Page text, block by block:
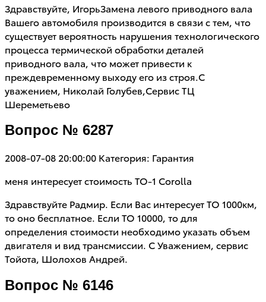
Здравствуйте, ИгорьЗамена левого приводного вала
Вашего автомобиля производится в связи с тем, что
существует вероятность нарушения технологического
процесса термической обработки деталей
приводного вала, что может привести к
преждевременному выходу его из строя.С
уважением, Николай Голубев,Сервис ТЦ
Шереметьево
Вопрос № 6287
2008-07-08 20:00:00 Категория: Гарантия
меня интересует стоимость ТО-1 Corolla
Здравствуйте Радмир. Если Вас интересует ТО 1000км,
то оно бесплатное. Если ТО 10000, то для
определения стоимости необходимо указать объем
двигателя и вид трансмиссии. С Уважением, сервис
Тойота, Шолохов Андрей.
Вопрос № 6146